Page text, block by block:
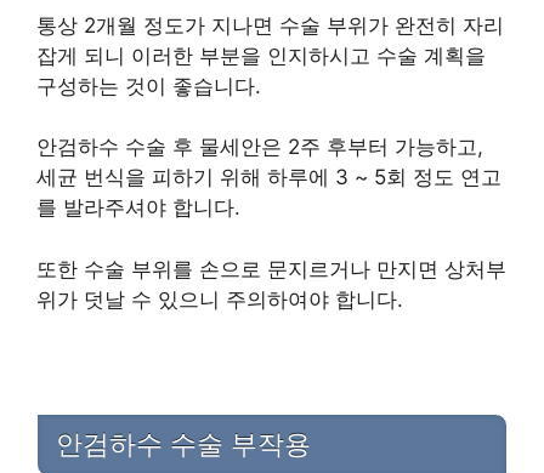
통상 2개월 정도가 지나면 수술 부위가 완전히 자리
잡게 되니 이러한 부분을 인지하시고 수술 계획을
구성하는 것이 좋습니다.
안검하수 수술 후 물세안은 2주 후부터 가능하고,
세균 번식을 피하기 위해 하루에 3 ~ 5회 정도 연고
를 발라주셔야 합니다.
또한 수술 부위를 손으로 문지르거나 만지면 상처부
위가 덧날 수 있으니 주의하여야 합니다.
안검하수 수술 부작용